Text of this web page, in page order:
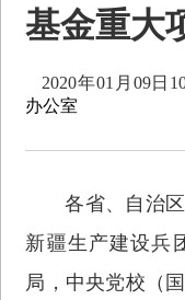
基金重大
2020年01月09日
办公室
各省、自治
新疆生产建设兵
局，中央党校（